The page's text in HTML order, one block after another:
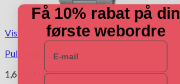
Vis
Pulsar pz5095
1,695.00
kr.
Få 10% rabat på din
første webordre
E-mail
Navn